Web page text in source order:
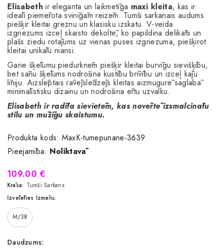
Elisabethir eleganta un laikmetīga maxi kleita, kas ir
ideāli piemērota svinīgām reizēm. Tumši sarkanais audums
piešķir kleitai greznu un klasisku izskatu. V-veida
izgriezums izceļ skaisto dekoltē, ko papildina delikāts un
plašs ziedu rotājums uz vienas puses izgriezuma, piešķirot
kleitai unikālu niansi.
Garie šķēlumu piedurknēm piešķir kleitai burvīgu sievišķību,
bet sānu šķēlums nodrošina kustību brīvību un izceļ kāju
līniju. Aizslēptais rāvējslēdzējs kleitas aizmugurē saglabā
minimālistisku dizainu un nodrošina ērtu uzvalku.
Elisabeth ir radīta sievietēm, kas novērtē izsmalcinātu
stilu un mūžīgu skaistumu.
Produkta kods: MaxK-tumepunane-3639
Pieejamība: Noliktavā
109.00 €
Krāsa: Tumši Sarkans
Izvēlēties Izmēru:
M/38
Daudzums: